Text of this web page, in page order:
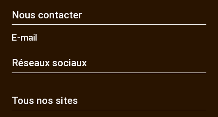
Nous contacter
E-mail
Réseaux sociaux
Tous nos sites